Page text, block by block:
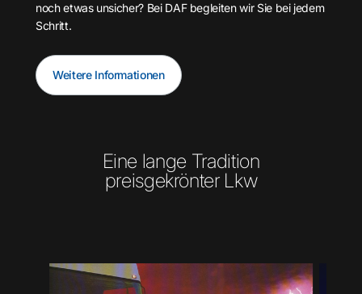
noch etwas unsicher? Bei DAF begleiten wir Sie bei jedem
Schritt.
Weitere Informationen
Eine lange Tradition
preisgekrönter Lkw